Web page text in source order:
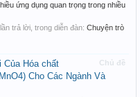
ứng dụng quan trọng trong nhiều
lần trả lời, trong diễn đàn: Chuyện trò
Chủ đề
Của Hóa chất
Cho Các Ngành Và